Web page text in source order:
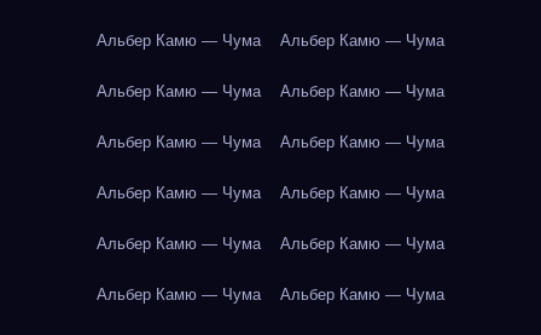
Альбер Камю — Чума Альбер Камю — Чума
Альбер Камю — Чума Альбер Камю — Чума
Альбер Камю — Чума Альбер Камю — Чума
Альбер Камю — Чума Альбер Камю — Чума
Альбер Камю — Чума Альбер Камю — Чума
Альбер Камю — Чума Альбер Камю — Чума